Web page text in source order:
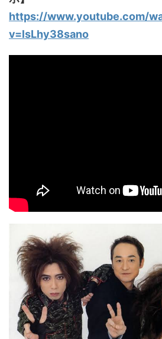
https://www.youtube.com/
v=lsLhy38sano